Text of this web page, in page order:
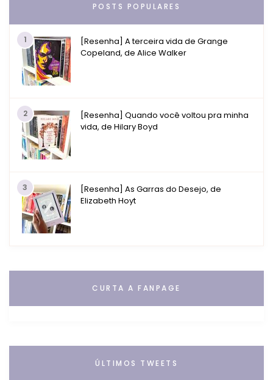
POSTS POPULARES
1
[Resenha] A terceira vida de Grange
Copeland, de Alice Walker
2
[Resenha] Quando você voltou pra minha
vida, de Hilary Boyd
3
[Resenha] As Garras do Desejo, de
Elizabeth Hoyt
CURTA A FANPAGE
ÚLTIMOS TWEETS